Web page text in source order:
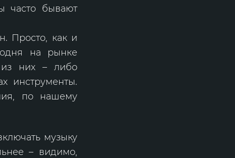
часто бывают
Просто, как и
на рынке
из них – либо
инструменты.
по нашему
музыку
– видимо,